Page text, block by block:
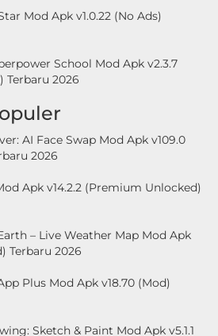
Mod Apk v1.0.22 (No Ads)
School Mod Apk v2.3.7
Terbaru 2026
AI Face Swap Mod Apk v109.0
2026
Apk v14.2.2 (Premium Unlocked)
– Live Weather Map Mod Apk
Terbaru 2026
Plus Mod Apk v18.70 (Mod)
Sketch & Paint Mod Apk v5.1.1